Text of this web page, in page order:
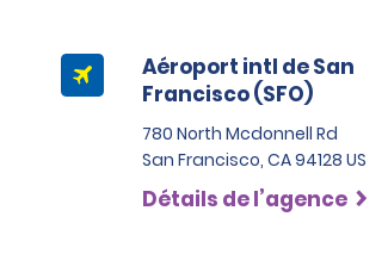
Aéroport intl de San
Francisco (SFO)
780 North Mcdonnell Rd
San Francisco, CA 94128 US
Détails de l’agence